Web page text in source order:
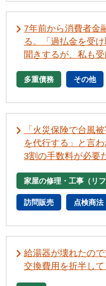
7年前から消費者金
る。「過払金を受
聞きするが、私も
多重債務 その他
「火災保険で台風
を代行する」と言
3割の手数料が必要
家屋の修理・工事（リフ
訪問販売 点検商法
給湯器が壊れたので
交換費用を折半し